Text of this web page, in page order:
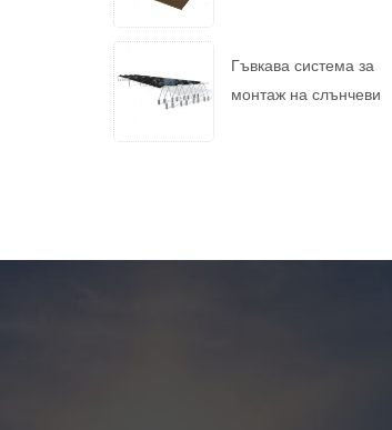
Гъвкава система за
монтаж на слънчеви